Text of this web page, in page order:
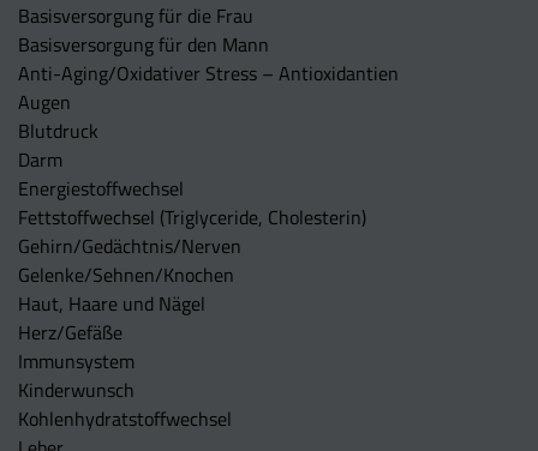
Basisversorgung für die Frau
Basisversorgung für den Mann
Anti-Aging/Oxidativer Stress – Antioxidantien
Augen
Blutdruck
Darm
Energiestoffwechsel
Fettstoffwechsel (Triglyceride, Cholesterin)
Gehirn/Gedächtnis/Nerven
Gelenke/Sehnen/Knochen
Haut, Haare und Nägel
Herz/Gefäße
Immunsystem
Kinderwunsch
Kohlenhydratstoffwechsel